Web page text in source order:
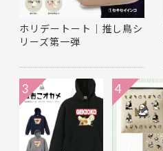
ホリデートート｜推し鳥シ
リーズ第一弾
3 4